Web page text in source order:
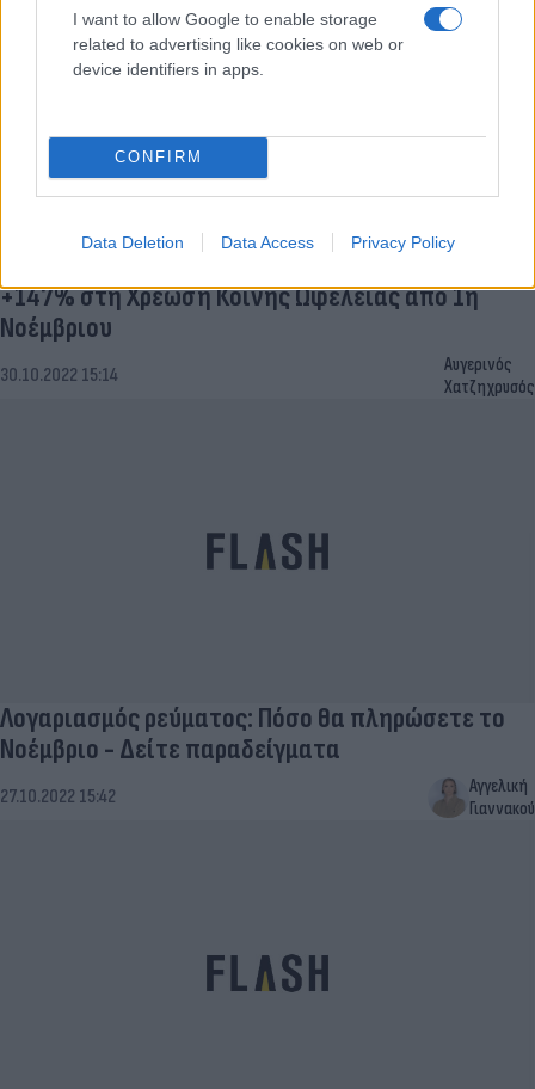
I want to allow Google to enable storage
related to advertising like cookies on web or
device identifiers in apps.
CONFIRM
Data Deletion Data Access Privacy Policy
+147% στη Χρέωση Κοινής Ωφέλειας από 1η
Νοέμβριου
30.10.2022 15:14
Αυγερινός
Χατζηχρυσός
Λογαριασμός ρεύματος: Πόσο θα πληρώσετε το
Νοέμβριο - Δείτε παραδείγματα
27.10.2022 15:42
Αγγελική
Γιαννακού